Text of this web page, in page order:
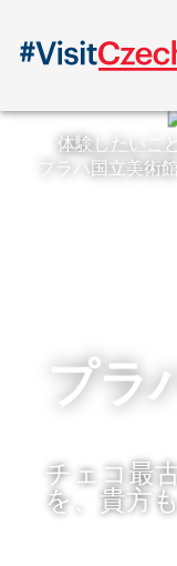
体験したいこと
プラハ国立美術館
プラ
チェコ最
を、貴方